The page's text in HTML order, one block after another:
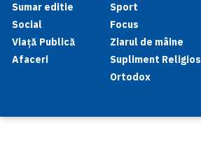
Sumar editie
Social
Viață Publică
Afaceri
Sport
Focus
Ziarul de mâine
Supliment Religios
Ortodox